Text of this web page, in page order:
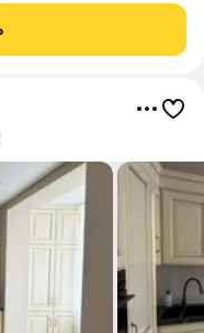
квартиpы